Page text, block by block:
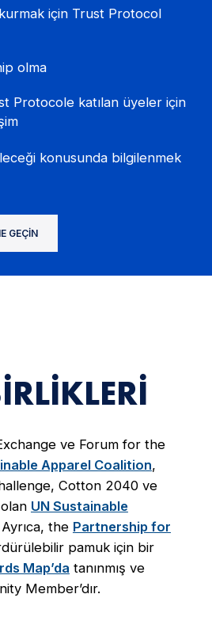
için Trust Protocol
olma
Protocole katılan üyeler için
konusunda bilgilenmek
GEÇIN
ve Forum for the
Apparel Coalition,
Cotton 2040 ve
UN Sustainable
the Partnership for
pamuk için bir
Map’da tanınmış ve
Member’dır.